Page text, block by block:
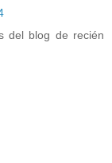
del blog de recién